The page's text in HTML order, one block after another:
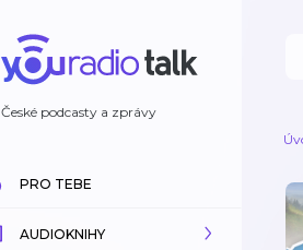
České podcasty a zprávy
PRO TEBE
AUDIOKNIHY